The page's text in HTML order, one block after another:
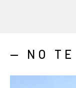
— NO TE